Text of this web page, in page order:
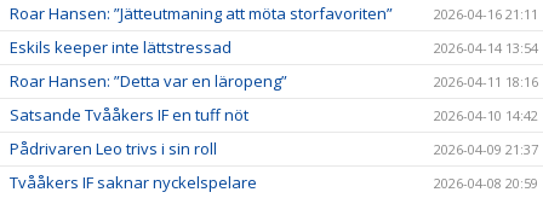
Roar Hansen: ”Jätteutmaning att möta storfavoriten” 2026-04-16 21:11
Eskils keeper inte lättstressad 2026-04-14 13:54
Roar Hansen: ”Detta var en läropeng” 2026-04-11 18:16
Satsande Tvååkers IF en tuff nöt 2026-04-10 14:42
Pådrivaren Leo trivs i sin roll 2026-04-09 21:37
Tvååkers IF saknar nyckelspelare 2026-04-08 20:59